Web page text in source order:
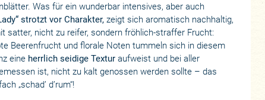
Was für ein wunderbar intensives, aber auch
strotzt vor Charakter, zeigt sich aromatisch nachhaltig,
satter, nicht zu reifer, sondern fröhlich-straffer Frucht:
Beerenfrucht und florale Noten tummeln sich in diesem
eine herrlich seidige Textur aufweist und bei aller
ist, nicht zu kalt genossen werden sollte – das
„schad’ d’rum“!